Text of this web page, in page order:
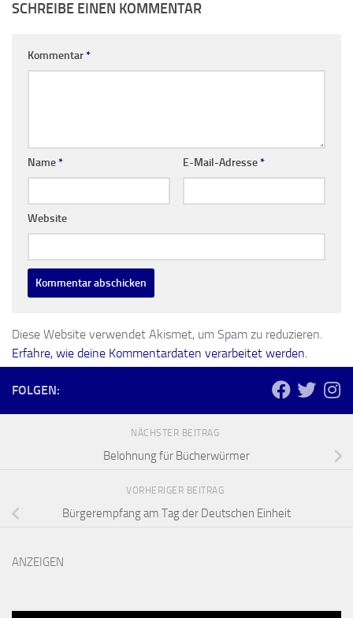
SCHREIBE EINEN KOMMENTAR
Kommentar*
Name* E-Mail-Adresse*
Website
Diese Website verwendet Akismet, um Spam zu reduzieren.
Erfahre, wie deine Kommentardaten verarbeitet werden.
FOLGEN:
NÄCHSTER BEITRAG
Belohnung für Bücherwürmer
VORHERIGER BEITRAG
Bürgerempfang am Tag der Deutschen Einheit
ANZEIGEN